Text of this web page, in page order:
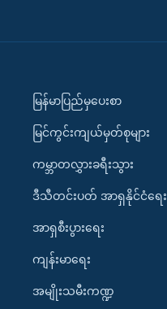
မြန်မာပြည်မှပေးစာ
မြင်ကွင်းကျယ်မှတ်စုများ
ကမ္ဘာတလွှားခရီးသွား
ဒီသီတင်းပတ် အာရှနိုင်ငံရေး
အာရှစီးပွားရေး
ကျန်းမာရေး
အမျိုးသမီးကဏ္ဍ